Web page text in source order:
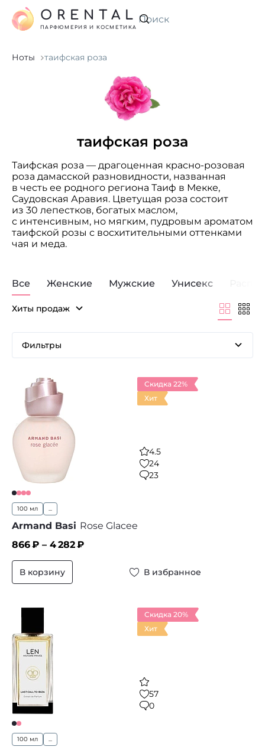
Искать
ORENTAL
ПАРФЮМЕРИЯ И КОСМЕТИКА
Ноты таифская роза
таифская роза
Таифская роза — драгоценная красно-розовая
роза дамасской разновидности, названная
в честь ее родного региона Таиф в Мекке,
Саудовская Аравия. Цветущая роза состоит
из 30 лепестков, богатых маслом,
с интенсивным, но мягким, пудровым ароматом
таифской розы с восхитительными оттенками
чая и меда.
Все Женские Мужские Унисекс
Хиты продаж
Фильтры
Скидка 22%
Хит
4.5
24
23
100 мл ...
Armand Basi Rose Glacee
866₽ – 4 282₽
В корзину В избранное
Скидка 20%
Хит
57
0
100 мл ...